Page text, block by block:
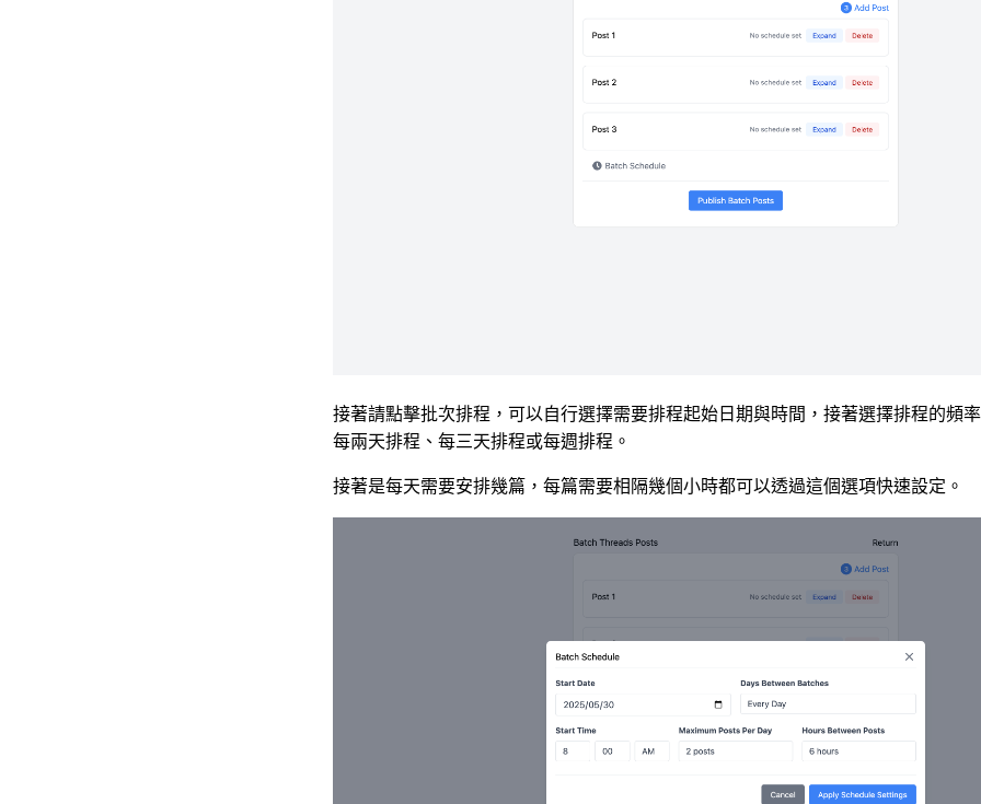
接著請點擊批次排程，可以自行選擇需要排程起始日期與時間，接著選擇排程的頻
每兩天排程、每三天排程或每週排程。
接著是每天需要安排幾篇，每篇需要相隔幾個小時都可以透過這個選項快速設定。